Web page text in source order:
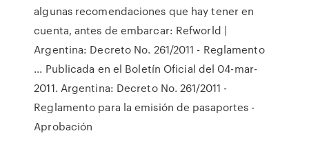
algunas recomendaciones que hay tener en
cuenta, antes de embarcar: Refworld |
Argentina: Decreto No. 261/2011 - Reglamento
... Publicada en el Boletín Oficial del 04-mar-
2011. Argentina: Decreto No. 261/2011 -
Reglamento para la emisión de pasaportes -
Aprobación